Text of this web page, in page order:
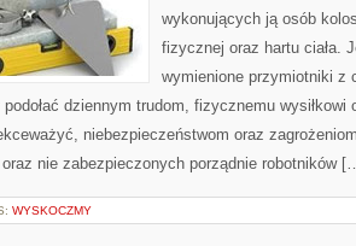
wykonujących ją osób
fizycznej oraz hartu ciała.
wymienione przymiotniki z
dziennym trudom, fizycznemu wysiłkowi
niebezpieczeństwom oraz
nie zabezpieczonych porządnie robotników
WYSKOCZMY